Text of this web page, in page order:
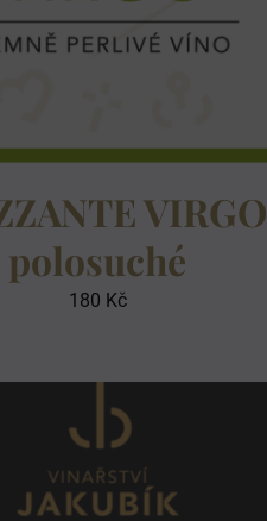
VIRGO
polosuché
180 Kč